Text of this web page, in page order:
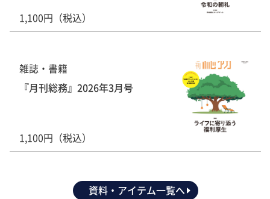
1,100円（税込）
雑誌・書籍
『月刊総務』2026年3月号
1,100円（税込）
資料・アイテム一覧へ